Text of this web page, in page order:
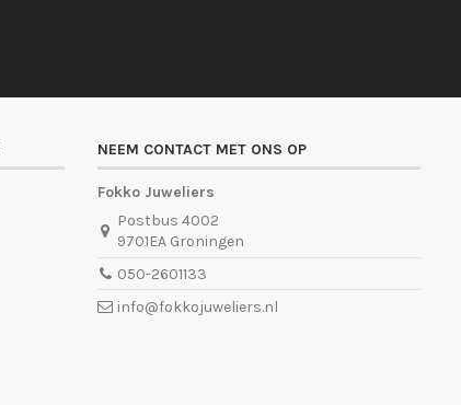
NEEM CONTACT MET ONS OP
Fokko Juweliers
Postbus 4002
9701EA Groningen
050-2601133
info@fokkojuweliers.nl